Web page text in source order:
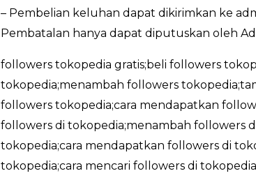
– Pembelian keluhan dapat dikirimkan ke
Pembatalan hanya dapat diputuskan oleh
followers tokopedia gratis;beli followers
tokopedia;menambah followers
followers tokopedia;cara mendapatkan
followers di tokopedia;menambah followers
tokopedia;cara mendapatkan followers di
tokopedia;cara mencari followers di